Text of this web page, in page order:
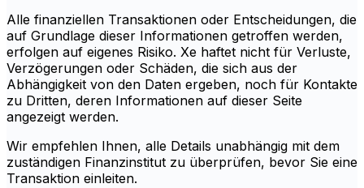
Alle finanziellen Transaktionen oder Entscheidungen, die
auf Grundlage dieser Informationen getroffen werden,
erfolgen auf eigenes Risiko. Xe haftet nicht für Verluste,
Verzögerungen oder Schäden, die sich aus der
Abhängigkeit von den Daten ergeben, noch für Kontakte
zu Dritten, deren Informationen auf dieser Seite
angezeigt werden.
Wir empfehlen Ihnen, alle Details unabhängig mit dem
zuständigen Finanzinstitut zu überprüfen, bevor Sie eine
Transaktion einleiten.